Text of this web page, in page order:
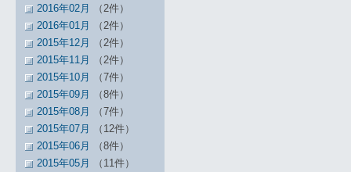
2016年02月
（2件）
2016年01月
（2件）
2015年12月
（2件）
2015年11月
（2件）
2015年10月
（7件）
2015年09月
（8件）
2015年08月
（7件）
2015年07月
（12件）
2015年06月
（8件）
2015年05月
（11件）